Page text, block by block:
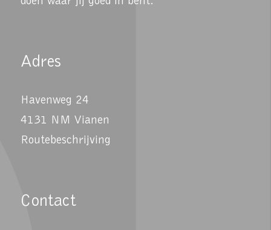
Adres
Havenweg 24
4131 NM Vianen
Routebeschrijving
Contact